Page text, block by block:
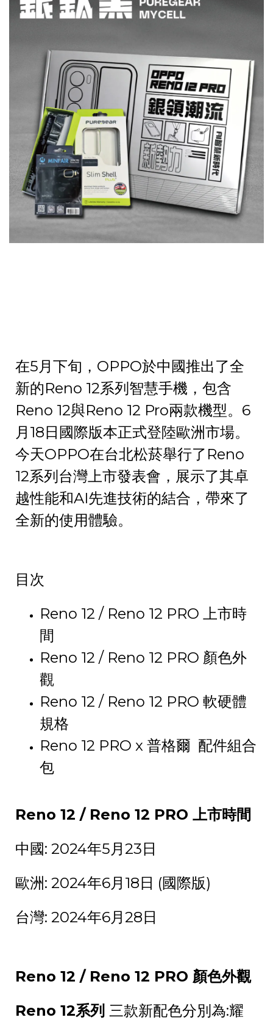
在5月下旬，OPPO於中國推出了全
新的Reno 12系列智慧手機，包含
Reno 12與Reno 12 Pro兩款機型。6
月18日國際版本正式登陸歐洲市場。
今天OPPO在台北松菸舉行了Reno
12系列台灣上市發表會，展示了其卓
越性能和AI先進技術的結合，帶來了
全新的使用體驗。
目次
Reno 12 / Reno 12 PRO 上市時
間
Reno 12 / Reno 12 PRO 顏色外
觀
Reno 12 / Reno 12 PRO 軟硬體
規格
Reno 12 PRO x 普格爾 配件組合
包
Reno 12 / Reno 12 PRO 上市時間
中國: 2024年5月23日
歐洲: 2024年6月18日 (國際版)
台灣: 2024年6月28日
Reno 12 / Reno 12 PRO 顏色外觀
Reno 12系列 三款新配色分別為:耀